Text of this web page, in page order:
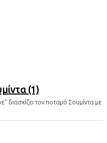
(1)
διασχίζει τον ποταμό Σουμίντα με